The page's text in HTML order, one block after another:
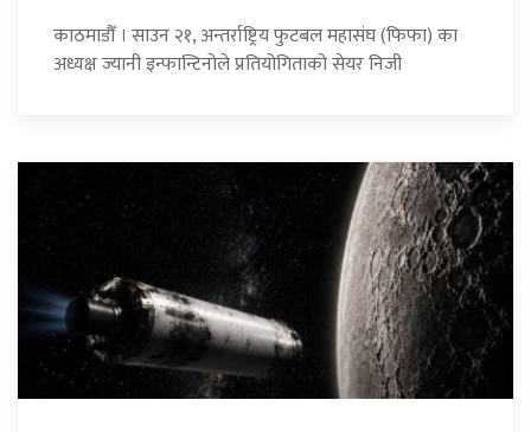
काठमाडौँ । साउन २१, अन्तर्राष्ट्रिय फुटबल महासंघ (फिफा) का
अध्यक्ष ज्यानी इन्फान्टिनोले प्रतियोगिताको सेयर निजी